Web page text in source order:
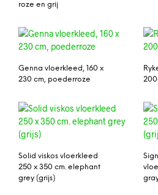
roze en grij
Genna vloerkleed, 160 x
230 cm, poederroze
Solid viskos vloerkleed
250 x 350 cm. elephant
grey (grijs)